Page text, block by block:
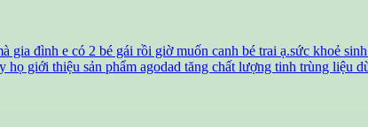
gia đình e có 2 bé gái rồi giờ muốn canh bé trai ạ.sức khoẻ
giới thiệu sản phẩm agodad tăng chất lượng tinh trùng liệu